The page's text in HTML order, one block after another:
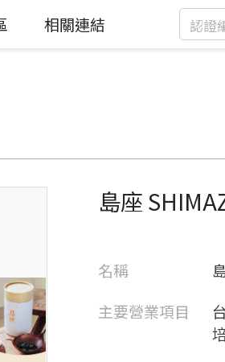
相關連結
島座
名稱
主要營業項目